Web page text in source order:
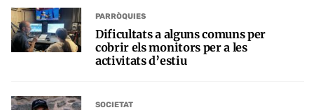
PARRÒQUIES
Dificultats a alguns comuns per
cobrir els monitors per a les
activitats d’estiu
SOCIETAT